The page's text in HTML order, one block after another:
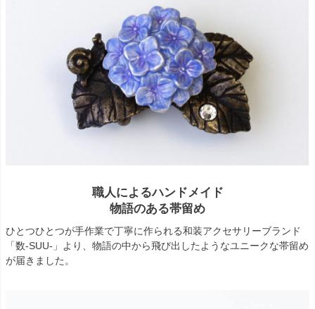
職人によるハンドメイド
物語のある帯留め
ひとつひとつが手作業で丁寧に作られる和装アクセサリーブランド
「数-SUU-」より、物語の中から飛び出したようなユニークな帯留め
が届きました。